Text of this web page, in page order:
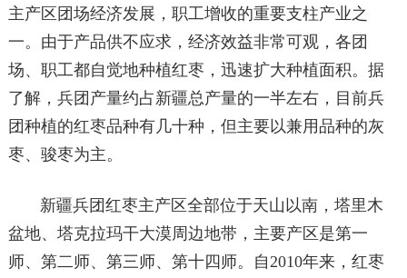
主产区团场经济发展，职工增收的重要支柱产业之
一。由于产品供不应求，经济效益非常可观，各团
场、职工都自觉地种植红枣，迅速扩大种植面积。据
了解，兵团产量约占新疆总产量的一半左右，目前兵
团种植的红枣品种有几十种，但主要以兼用品种的灰
枣、骏枣为主。
新疆兵团红枣主产区全部位于天山以南，塔里木
盆地、塔克拉玛干大漠周边地带，主要产区是第一
师、第二师、第三师、第十四师。自2010年来，红枣